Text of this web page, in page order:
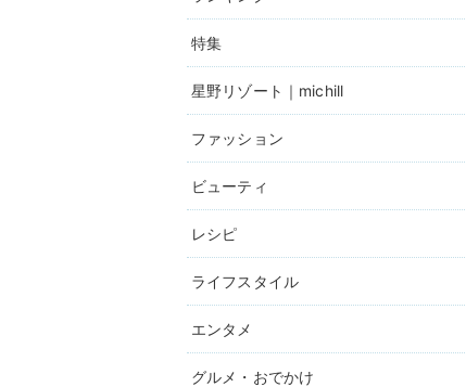
特集
星野リゾート｜michill
ファッション
ビューティ
レシピ
ライフスタイル
エンタメ
グルメ・おでかけ